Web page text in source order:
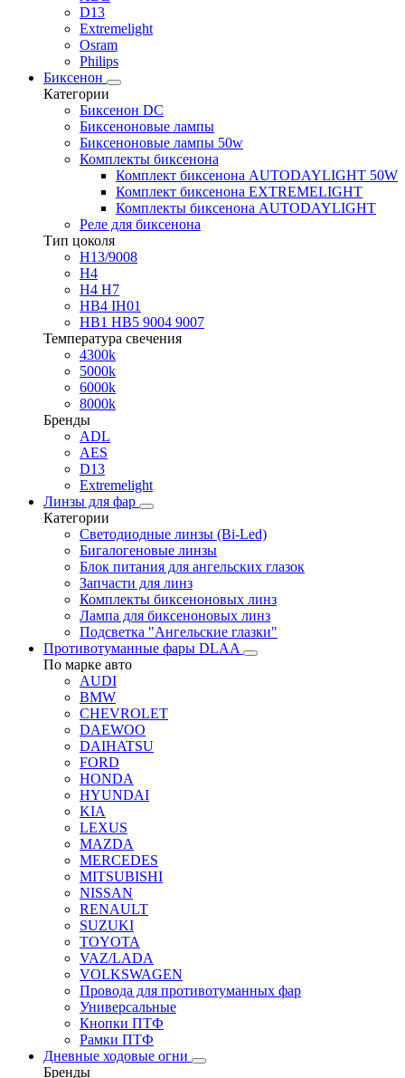
D13
Extremelight
Osram
Philips
Биксенон
Категории
Биксенон DC
Биксеноновые лампы
Биксеноновые лампы 50w
Комплекты биксенона
Комплект биксенона AUTODAYLIGHT 50W
Комплект биксенона EXTREMELIGHT
Комплекты биксенона AUTODAYLIGHT
Реле для биксенона
Тип цоколя
H13/9008
H4
H4 H7
HB4 IH01
HB1 HB5 9004 9007
Температура свечения
4300k
5000k
6000k
8000k
Бренды
ADL
AES
D13
Extremelight
Линзы для фар
Категории
Светодиодные линзы (Bi-Led)
Бигалогеновые линзы
Блок питания для ангельских глазок
Запчасти для линз
Комплекты биксеноновых линз
Лампа для биксеноновых линз
Подсветка "Ангельские глазки"
Противотуманные фары DLAA
По марке авто
AUDI
BMW
CHEVROLET
DAEWOO
DAIHATSU
FORD
HONDA
HYUNDAI
KIA
LEXUS
MAZDA
MERCEDES
MITSUBISHI
NISSAN
RENAULT
SUZUKI
TOYOTA
VAZ/LADA
VOLKSWAGEN
Провода для противотуманных фар
Универсальные
Кнопки ПТФ
Рамки ПТФ
Дневные ходовые огни
Бренды